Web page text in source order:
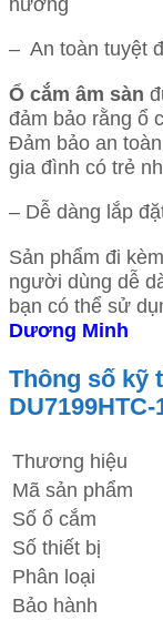
– An toàn tuyệt
Ổ cắm âm sàn
đảm bảo rằng ổ
Đảm bảo an
gia đình có trẻ
– Dễ dàng lắp
Sản phẩm đi
người dùng dễ
bạn có thể sử
Dương Minh
Thông số kỹ
Thương hiệu
Mã sản phẩm
Số ổ cắm
Số thiết bị
Phân loại
Bảo hành